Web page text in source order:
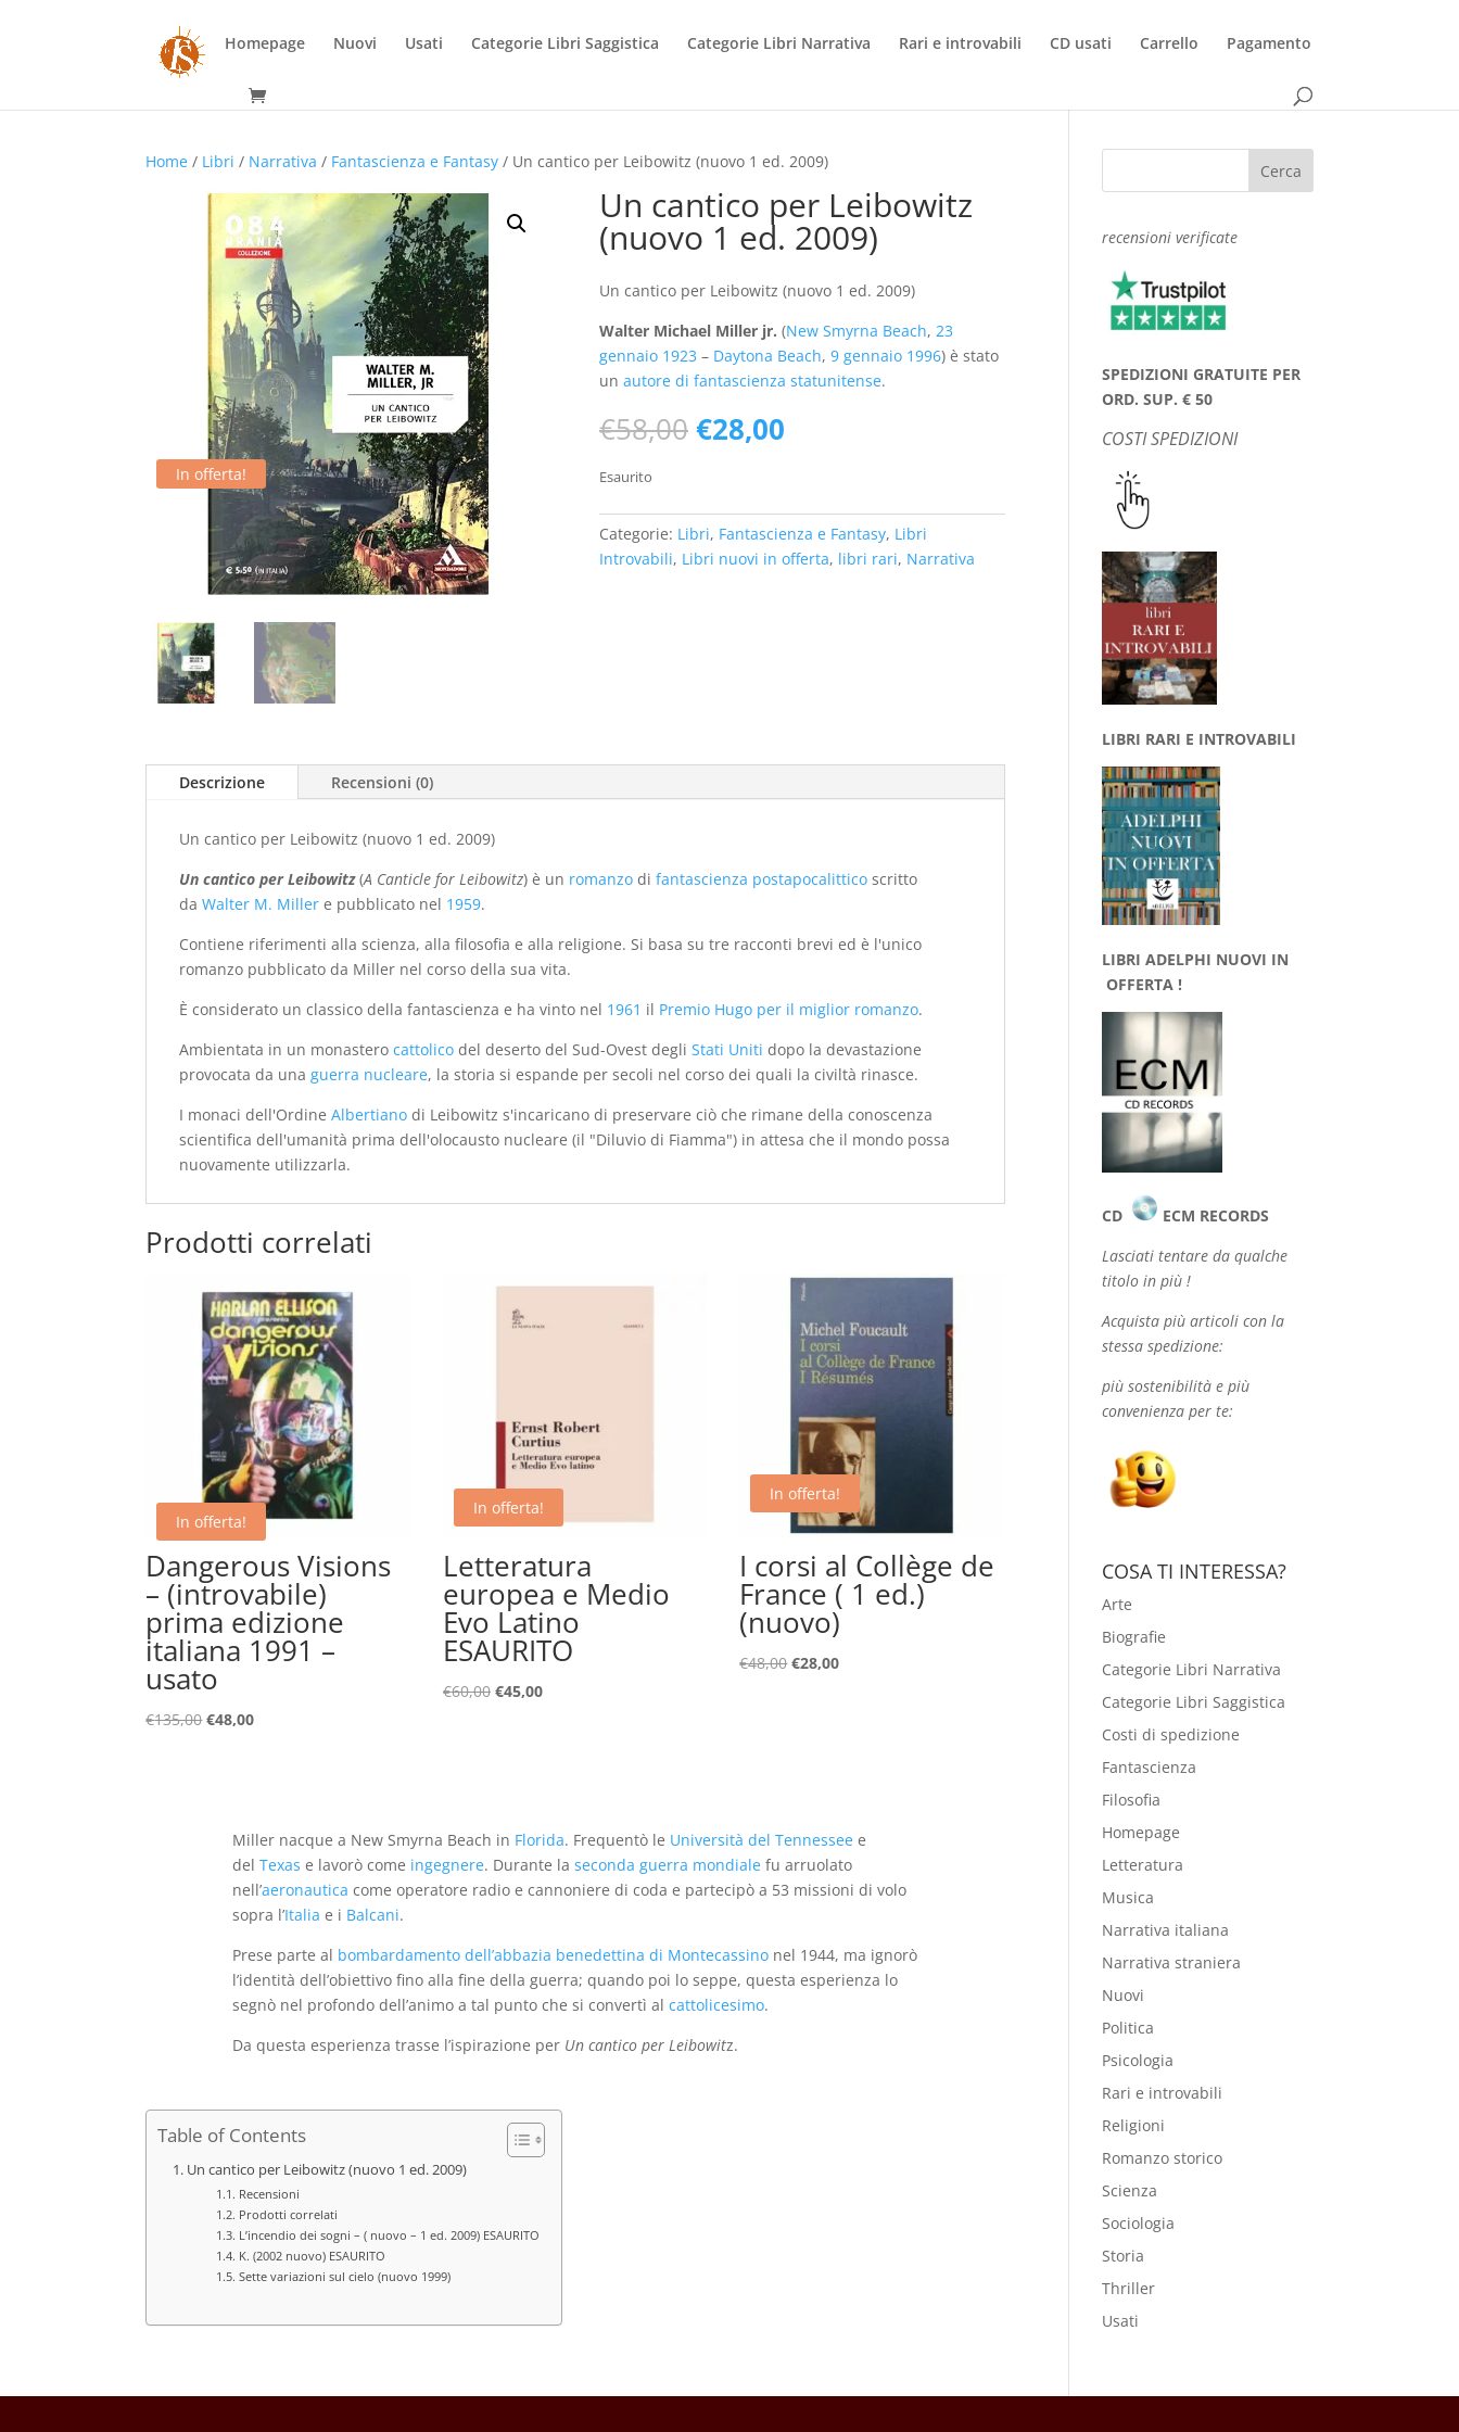
Homepage Nuovi Usati Categorie Libri Saggistica Categorie Libri Narrativa Rari e introvabili CD usati Carrello Pagamento
Home / Libri / Narrativa / Fantascienza e Fantasy / Un cantico per Leibowitz (nuovo 1 ed. 2009)
In offerta!
Un cantico per Leibowitz
(nuovo 1 ed. 2009)
Un cantico per Leibowitz (nuovo 1 ed. 2009)
Walter Michael Miller jr. (New Smyrna Beach, 23
gennaio 1923 – Daytona Beach, 9 gennaio 1996) è stato
un autore di fantascienza statunitense.
€58,00Il
prezzo
€58,00.
€28,00Il
€28,00.
Esaurito
Categorie: Libri, Fantascienza e Fantasy, Libri
Introvabili, Libri nuovi in offerta, libri rari, Narrativa
Descrizione Recensioni (0)
Un cantico per Leibowitz (nuovo 1 ed. 2009)
Un cantico per Leibowitz(A Canticle for Leibowitz) è un romanzo difantascienza postapocalittico scritto
daWalter M. Miller e pubblicato nel 1959.
Contiene riferimenti alla scienza, alla filosofia e alla religione. Si basa su tre racconti brevi ed è l'unico
romanzo pubblicato da Miller nel corso della sua vita.
È considerato un classico della fantascienza e ha vinto nel 1961 il Premio Hugo per il miglior romanzo.
Ambientata in un monasterocattolico del deserto del Sud-Ovest degliStati Uniti dopo la devastazione
provocata da unaguerra nucleare, la storia si espande per secoli nel corso dei quali la civiltà rinasce.
I monaci dell'OrdineAlbertiano di Leibowitz s'incaricano di preservare ciò che rimane della conoscenza
scientifica dell'umanità prima dell'olocausto nucleare (il "Diluvio di Fiamma") in attesa che il mondo possa
nuovamente utilizzarla.
Prodotti correlati
In offerta!
Dangerous Visions
– (introvabile)
prima edizione
italiana 1991 –
usato
€135,00Il
€48,00Il
In offerta!
Letteratura
europea e Medio
Evo Latino
ESAURITO
€60,00 Il
€45,00Il
In offerta!
I corsi al Collège de
France ( 1 ed.)
(nuovo)
€48,00Il
€28,00Il
Miller nacque a New Smyrna Beach in Florida. Frequentò le Università del Tennesseee
del Texas e lavorò come ingegnere. Durante la seconda guerra mondialefu arruolato
nell’aeronautica come operatore radio e cannoniere di coda e partecipò a 53 missioni di volo
sopra l’Italia e i Balcani.
Prese parte al bombardamento dell’abbazia benedettina di Montecassinonel 1944, ma ignorò
l’identità dell’obiettivo fino alla fine della guerra; quando poi lo seppe, questa esperienza lo
segnò nel profondo dell’animo a tal punto che si convertì al cattolicesimo.
Da questa esperienza trasse l’ispirazione per Un cantico per Leibowitz.
Table of Contents
Un cantico per Leibowitz (nuovo 1 ed. 2009)
Recensioni
Prodotti correlati
L’incendio dei sogni – ( nuovo – 1 ed. 2009) ESAURITO
K. (2002 nuovo) ESAURITO
Sette variazioni sul cielo (nuovo 1999)
recensioni verificate
SPEDIZIONI GRATUITE PER
ORD. SUP. € 50
COSTI SPEDIZIONI
LIBRI RARI E INTROVABILI
LIBRI ADELPHI NUOVI IN
OFFERTA !
CD
ECM RECORDS
Lasciati tentare da qualche
titolo in più !
Acquista più articoli con la
stessa spedizione:
più sostenibilità e più
convenienza per te:
COSA TI INTERESSA?
Arte
Biografie
Categorie Libri Narrativa
Categorie Libri Saggistica
Costi di spedizione
Fantascienza
Filosofia
Homepage
Letteratura
Musica
Narrativa italiana
Narrativa straniera
Nuovi
Politica
Psicologia
Rari e introvabili
Religioni
Romanzo storico
Scienza
Sociologia
Storia
Thriller
Usati